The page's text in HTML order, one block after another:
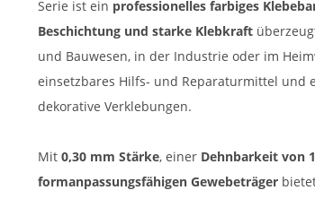
Serie ist ein professionelles farbiges
Beschichtung und starke Klebkraft
und Bauwesen, in der Industrie oder im
einsetzbares Hilfs- und Reparaturmittel und
dekorative Verklebungen.
Mit 0,30 mm Stärke, einer Dehnbarkeit von
formanpassungsfähigen Gewebeträger